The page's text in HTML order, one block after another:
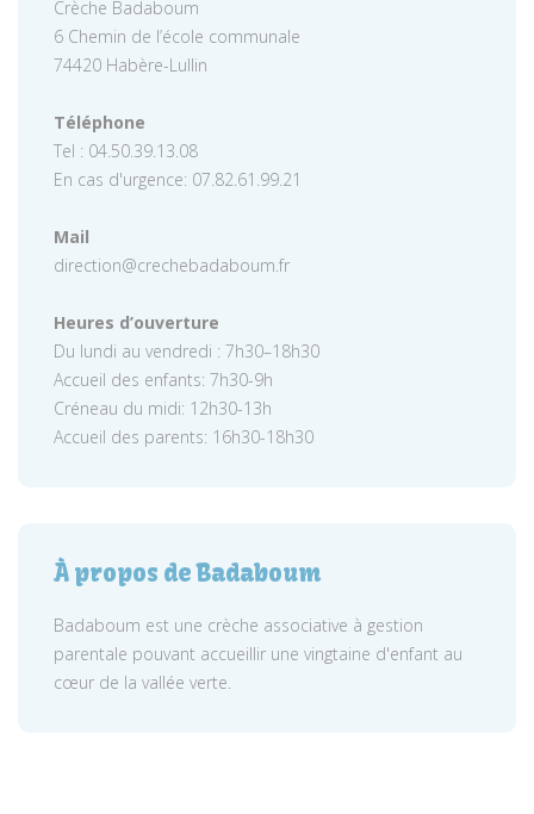
Crèche Badaboum
6 Chemin de l’école communale
74420 Habère-Lullin
Téléphone
Tel : 04.50.39.13.08
En cas d'urgence: 07.82.61.99.21
Mail
direction@crechebadaboum.fr
Heures d’ouverture
Du lundi au vendredi : 7h30–18h30
Accueil des enfants: 7h30-9h
Créneau du midi: 12h30-13h
Accueil des parents: 16h30-18h30
À propos de Badaboum
Badaboum est une crèche associative à gestion
parentale pouvant accueillir une vingtaine d'enfant au
cœur de la vallée verte.